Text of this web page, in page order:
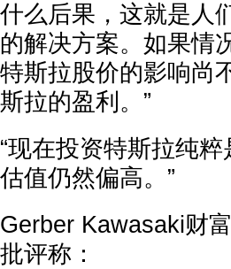
什么后果，这就是人
的解决方案。如果情
特斯拉股价的影响尚
斯拉的盈利。”
“现在投资特斯拉纯
估值仍然偏高。”
Gerber Kawasaki财
批评称：